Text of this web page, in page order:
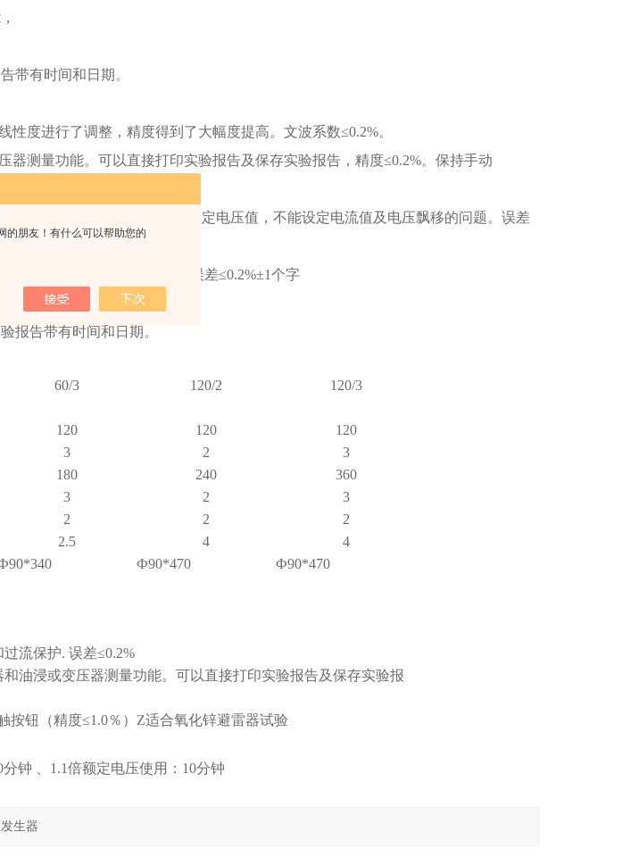
的朋友！有什么可以帮助您的
带有时间和日期。
度进行了调整，精度得到了大幅度提高。文波系数≤0.2%。
器测量功能。可以直接打印实验报告及保存实验报告，精度≤0.2%。保持手动
护取代了数字拨盘开关只能设定电压值，不能设定电流值及电压飘移的问题。误差
，稳定度≤0.2%，电压电流误差≤0.2%±1个字
电压、电流下打印功能。
报告带有时间和日期。
60/3 120/2 120/3
120 120
120
3 2
3
180 240
360
3 2
3
2 2
2
2.5 4
4
Ф90*470 Ф90*470
流保护. 误差≤0.2%
油浸或变压器测量功能。可以直接打印实验报告及保存实验报
按钮（精度≤1.0％）Z适合氧化锌避雷器试验
钟 、1.1倍额定电压使用：10分钟